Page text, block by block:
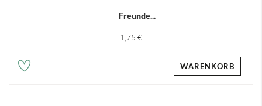
Freunde...
1,75 €
WARENKORB